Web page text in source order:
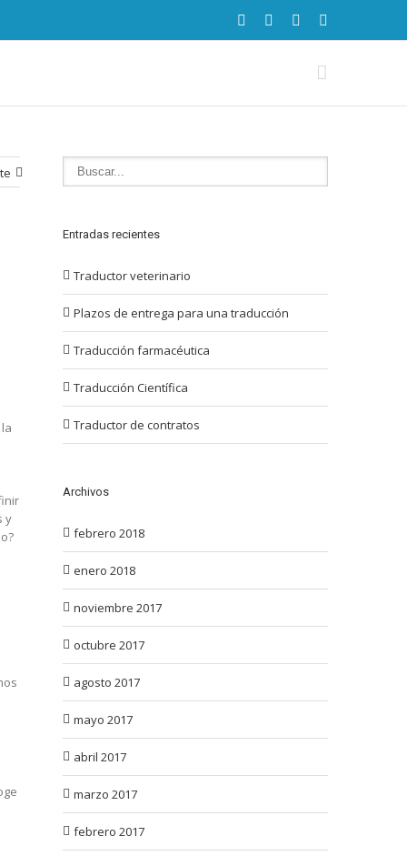
y
Entradas recientes
Traductor veterinario
Plazos de entrega para una traducción
Traducción farmacéutica
Traducción Científica
Traductor de contratos
Archivos
febrero 2018
enero 2018
noviembre 2017
octubre 2017
agosto 2017
mayo 2017
abril 2017
marzo 2017
febrero 2017